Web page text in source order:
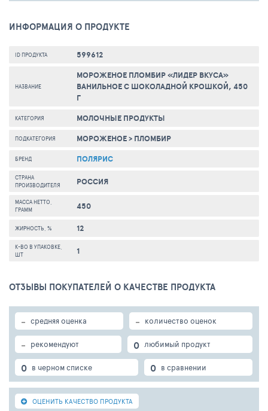
ИНФОРМАЦИЯ О ПРОДУКТЕ
ID ПРОДУКТА 599612
НАЗВАНИЕ
МОРОЖЕНОЕ ПЛОМБИР «ЛИДЕР ВКУСА»
ВАНИЛЬНОЕ С ШОКОЛАДНОЙ КРОШКОЙ, 450
Г
КАТЕГОРИЯ МОЛОЧНЫЕ ПРОДУКТЫ
ПОДКАТЕГОРИЯ МОРОЖЕНОЕ> ПЛОМБИР
БРЕНД ПОЛЯРИС
СТРАНА
ПРОИЗВОДИТЕЛЯ
РОССИЯ
МАССА НЕТТО,
ГРАММ
450
ЖИРНОСТЬ, % 12
К-ВО В УПАКОВКЕ,
ШТ
1
ОТЗЫВЫ ПОКУПАТЕЛЕЙ О КАЧЕСТВЕ ПРОДУКТА
- средняя оценка - количество оценок
- рекомендуют 0 любимый продукт
0 в черном списке 0 в сравнении
ОЦЕНИТЬ КАЧЕСТВО ПРОДУКТА